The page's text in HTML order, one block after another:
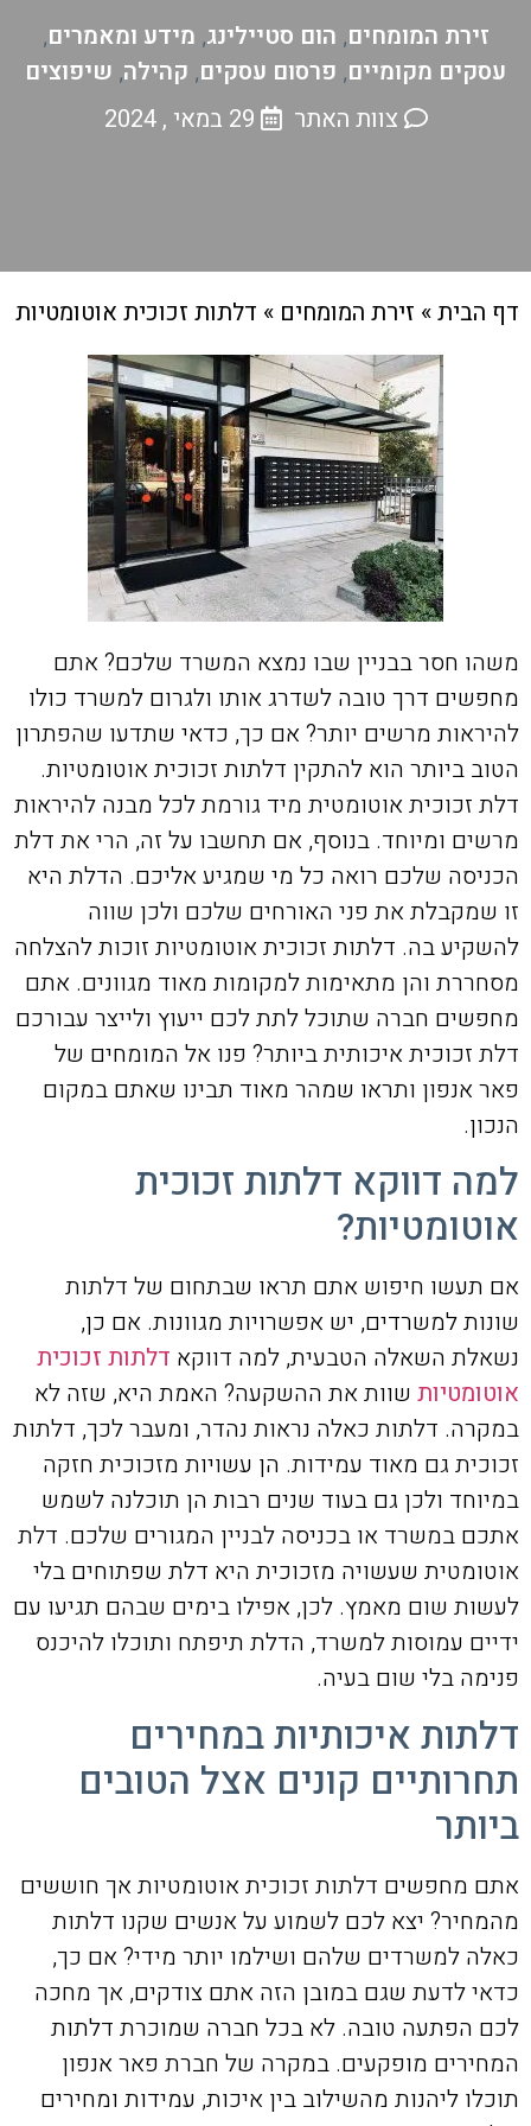
זירת המומחים, הום סטיילינג, מידע ומאמרים,
עסקים מקומיים, פרסום עסקים, קהילה, שיפוצים
צוות האתר
29 במאי , 2024
דף הבית» זירת המומחים » דלתות זכוכית אוטומטיות
משהו חסר בבניין שבו נמצא המשרד שלכם? אתם
מחפשים דרך טובה לשדרג אותו ולגרום למשרד כולו
להיראות מרשים יותר? אם כך, כדאי שתדעו שהפתרון
הטוב ביותר הוא להתקין דלתות זכוכית אוטומטיות.
דלת זכוכית אוטומטית מיד גורמת לכל מבנה להיראות
מרשים ומיוחד. בנוסף, אם תחשבו על זה, הרי את דלת
הכניסה שלכם רואה כל מי שמגיע אליכם. הדלת היא
זו שמקבלת את פני האורחים שלכם ולכן שווה
להשקיע בה. דלתות זכוכית אוטומטיות זוכות להצלחה
מסחררת והן מתאימות למקומות מאוד מגוונים. אתם
מחפשים חברה שתוכל לתת לכם ייעוץ ולייצר עבורכם
דלת זכוכית איכותית ביותר? פנו אל המומחים של
פאר אנפון ותראו שמהר מאוד תבינו שאתם במקום
הנכון.
למה דווקא דלתות זכוכית
אוטומטיות?
אם תעשו חיפוש אתם תראו שבתחום של דלתות
שונות למשרדים, יש אפשרויות מגוונות. אם כן,
נשאלת השאלה הטבעית, למה דווקא דלתות זכוכית
אוטומטיות שוות את ההשקעה? האמת היא, שזה לא
במקרה. דלתות כאלה נראות נהדר, ומעבר לכך, דלתות
זכוכית גם מאוד עמידות. הן עשויות מזכוכית חזקה
במיוחד ולכן גם בעוד שנים רבות הן תוכלנה לשמש
אתכם במשרד או בכניסה לבניין המגורים שלכם. דלת
אוטומטית שעשויה מזכוכית היא דלת שפתוחים בלי
לעשות שום מאמץ. לכן, אפילו בימים שבהם תגיעו עם
ידיים עמוסות למשרד, הדלת תיפתח ותוכלו להיכנס
פנימה בלי שום בעיה.
דלתות איכותיות במחירים
תחרותיים קונים אצל הטובים
ביותר
אתם מחפשים דלתות זכוכית אוטומטיות אך חוששים
מהמחיר? יצא לכם לשמוע על אנשים שקנו דלתות
כאלה למשרדים שלהם ושילמו יותר מידי? אם כך,
כדאי לדעת שגם במובן הזה אתם צודקים, אך מחכה
לכם הפתעה טובה. לא בכל חברה שמוכרת דלתות
המחירים מופקעים. במקרה של חברת פאר אנפון
תוכלו ליהנות מהשילוב בין איכות, עמידות ומחירים